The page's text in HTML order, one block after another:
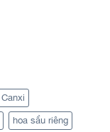
Canxi
hoa sầu riêng